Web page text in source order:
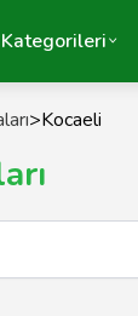
>Kocaeli